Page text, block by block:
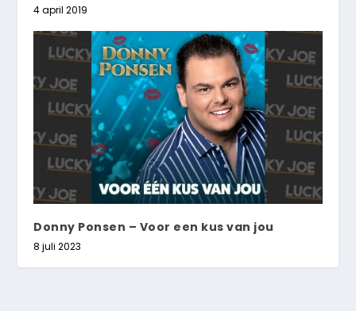
4 april 2019
Donny Ponsen – Voor een kus van jou
8 juli 2023